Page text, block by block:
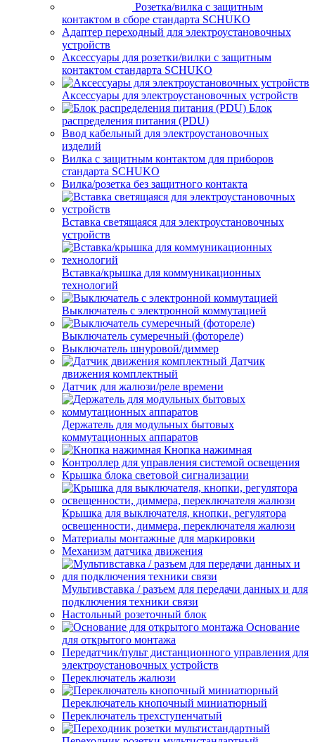
Розетка/вилка с защитным
контактом в сборе стандарта SCHUKO
Адаптер переходный для электроустановочных
устройств
Аксессуары для розетки/вилки с защитным
контактом стандарта SCHUKO
Аксессуары для электроустановочных устройств
Блок
распределения питания (PDU)
Ввод кабельный для электроустановочных
изделий
Вилка с защитным контактом для приборов
стандарта SCHUKO
Вилка/розетка без защитного контакта
Вставка светящаяся для электроустановочных
устройств
Вставка/крышка для коммуникационных
технологий
Выключатель с электронной коммутацией
Выключатель сумеречный (фотореле)
Выключатель шнуровой/диммер
Датчик
движения комплектный
Датчик для жалюзи/реле времени
Держатель для модульных бытовых
коммутационных аппаратов
Кнопка нажимная
Контроллер для управления системой освещения
Крышка блока световой сигнализации
Крышка для выключателя, кнопки, регулятора
освещенности, диммера, переключателя жалюзи
Материалы монтажные для маркировки
Механизм датчика движения
Мультивставка / разъем для передачи данных и для
подключения техники связи
Настольный розеточный блок
Основание
для открытого монтажа
Передатчик/пульт дистанционного управления для
электроустановочных устройств
Переключатель жалюзи
Переключатель кнопочный миниатюрный
Переключатель трехступенчатый